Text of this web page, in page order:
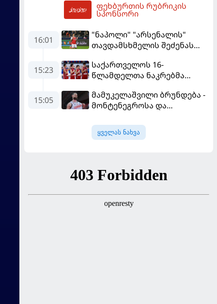
ფეხბურთის რუბრიკის
სპონსორი
16:01
"ნაპოლი" "არსენალის"
თავდამსხმელის შეძენას
15:23
საქართველოს 16-
წლამდელთა ნაკრებმა
მარცხით გახსნა
15:05
მამუკელაშვილი ბრუნდება -
მონტენეგროსა და
მატჩებისთვის საქართველო
მზადებას 15
ყველას ნახვა